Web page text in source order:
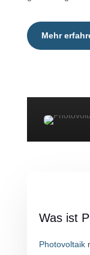
Mehr
Was ist
Photovoltaik